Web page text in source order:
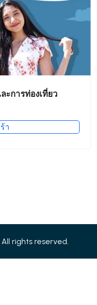
ะการท่องเที่ยว
า
rights reserved.